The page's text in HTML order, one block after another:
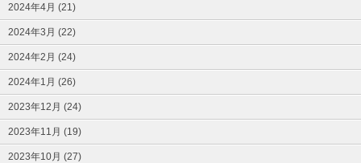
2024年4月 (21)
2024年3月 (22)
2024年2月 (24)
2024年1月 (26)
2023年12月 (24)
2023年11月 (19)
2023年10月 (27)